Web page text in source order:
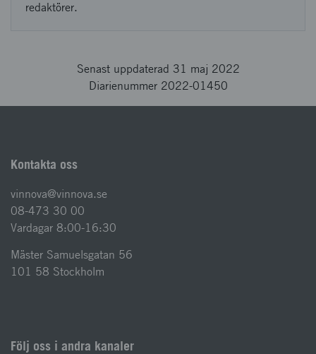
redaktörer.
Senast uppdaterad 31 maj 2022
Diarienummer 2022-01450
Kontakta oss
vinnova@vinnova.se
08-473 30 00
Vardagar 8:00-16:30
Mäster Samuelsgatan 56
101 58 Stockholm
Följ oss i andra kanaler